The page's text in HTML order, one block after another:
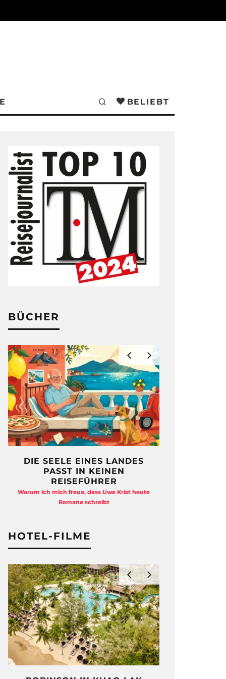
BELIEBT
BÜCHER
DIE SEELE EINES LANDES
PASST IN KEINEN
REISEFÜHRER
Warum ich mich freue, dass Uwe Krist heute
Romane schreibt
HOTEL-FILME